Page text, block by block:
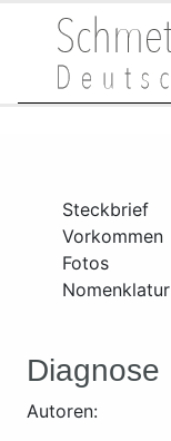
Steckbrief
Vorkommen
Fotos
Nomenklatur
Diagnose
Autoren: